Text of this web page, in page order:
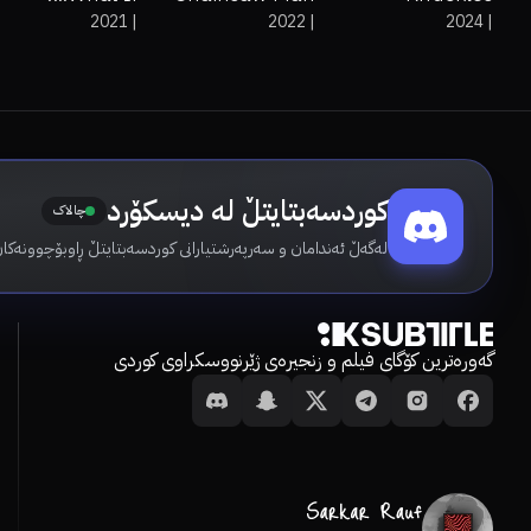
|
2024
|
2022
|
2021
کوردسەبتایتڵ لە دیسکۆرد چالاک
لەگەڵ ئەندامان و سەرپەرشتیارانی کوردسەبتایتڵ
گەورەترین کۆگای فیلم و زنجیرەی ژێرنووسکراوی کوردی